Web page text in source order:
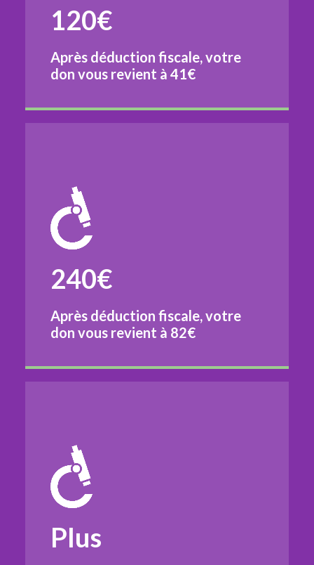
120€
Après déduction fiscale, votre
don vous revient à 41€
240€
Après déduction fiscale, votre
don vous revient à 82€
Plus